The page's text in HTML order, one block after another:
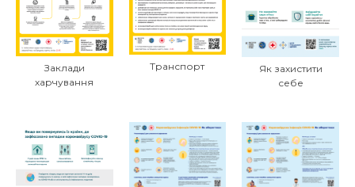
Заклади
харчування
Транспорт
Як захистити
себе